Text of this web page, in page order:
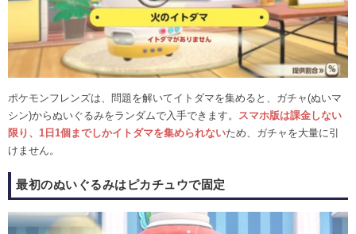
ポケモンフレンズは、問題を解いてイトダマを集めると、ガチャ(ぬいマ
シン)からぬいぐるみをランダムで入手できます。 スマホ版は課金しない
限り、1日1個までしかイトダマを集められないため、ガチャを大量に引
けません。
最初のぬいぐるみはピカチュウで固定